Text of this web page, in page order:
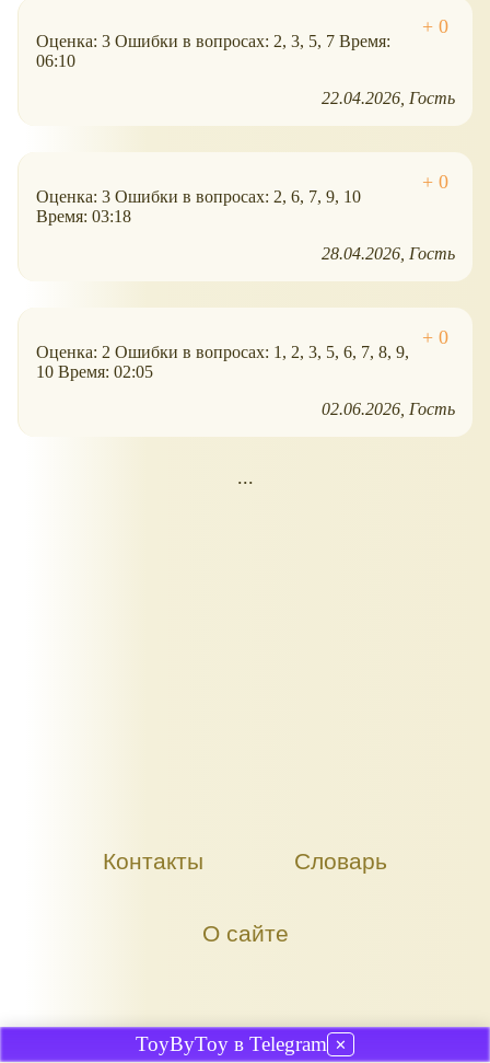
Оценка: 3 Ошибки в вопросах: 2, 3, 5, 7 Время:
06:10
22.04.2026 Гость
Оценка: 3 Ошибки в вопросах: 2, 6, 7, 9, 10
Время: 03:18
28.04.2026 Гость
Оценка: 2 Ошибки в вопросах: 1, 2, 3, 5, 6, 7, 8, 9,
10 Время: 02:05
02.06.2026 Гость
...
Контакты Словарь
О сайте
ToyByToy в Telegram ✕